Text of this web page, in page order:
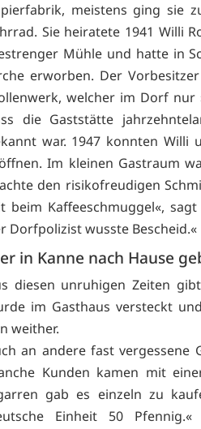
meistens ging sie
Sie heiratete 1941 Willi
Mühle und hatte in
erworben. Der
welcher im Dorf nur
die Gaststätte
war. 1947 konnten Willi
Im kleinen Gastraum
den risikofreudigen
beim Kaffeeschmuggel«,
Dorfpolizist wusste Bescheid.«
in Kanne nach Hause
diesen unruhigen Zeiten
im Gasthaus versteckt
weither.
an andere fast vergessene
Kunden kamen mit
gab es einzeln zu
Einheit 50